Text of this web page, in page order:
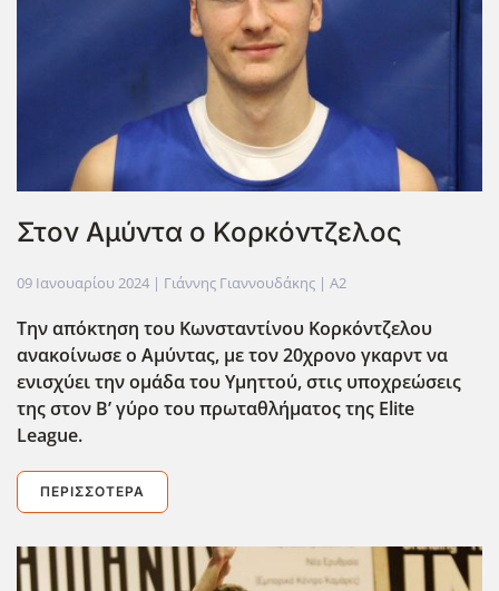
Στον Αμύντα ο Κορκόντζελος
09 Ιανουαρίου 2024 | Γιάννης Γιαννουδάκης | A2
Την απόκτηση του Κωνσταντίνου Κορκόντζελου
ανακοίνωσε ο Αμύντας, με τον 20χρονο γκαρντ να
ενισχύει την ομάδα του Υμηττού, στις υποχρεώσεις
της στον Β’ γύρο του πρωταθλήματος της Elite
League.
ΠΕΡΙΣΣΌΤΕΡΑ